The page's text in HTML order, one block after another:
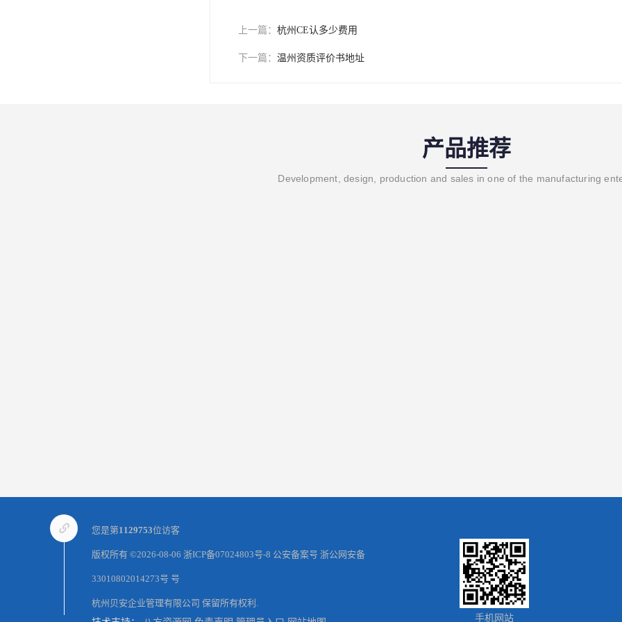
上一篇： 杭州CE认多少费用
下一篇： 温州资质评价书地址
产品推荐
Development, design, production and sales in one of the manufacturing
您是第1129753位访客
版权所有 ©2026-08-06 浙ICP备07024803号-8 公安备案号 浙公网安备
33010802014273号 号
杭州贝安企业管理有限公司 保留所有权利.
手机网站